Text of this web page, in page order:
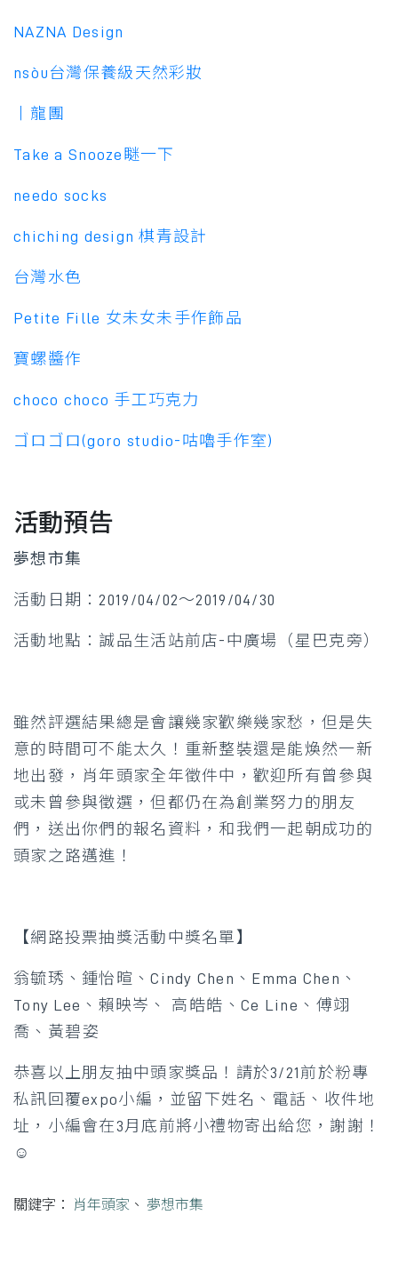
NAZNA Design
nsòu台灣保養級天然彩妝
丨龍團
Take a Snooze瞇一下
needo socks
chiching design 棋青設計
台灣水色
Petite Fille 女未女未手作飾品
寶螺醬作
choco choco 手工巧克力
ゴロゴロ(goro studio-咕嚕手作室)
活動預告
夢想市集
活動日期：2019/04/02～2019/04/30
活動地點：誠品生活站前店-中廣場（星巴克旁）
雖然評選結果總是會讓幾家歡樂幾家愁，但是失
意的時間可不能太久！重新整裝還是能煥然一新
地出發，肖年頭家全年徵件中，歡迎所有曾參與
或未曾參與徵選，但都仍在為創業努力的朋友
們，送出你們的報名資料，和我們一起朝成功的
頭家之路邁進！
【網路投票抽獎活動中獎名單】
翁毓琇、鍾怡暄、Cindy Chen、Emma Chen、
Tony Lee、賴映岑 、 高皓皓、Ce Line、傅翊
喬、黃碧姿
恭喜以上朋友抽中頭家獎品！請於3/21前於粉專
私訊回覆expo小編，並留下姓名、電話、收件地
址，小編會在3月底前將小禮物寄出給您，謝謝！
☺️
關鍵字： 肖年頭家 、 夢想市集